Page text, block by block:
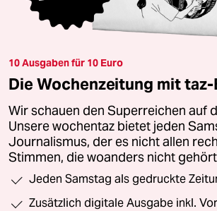
10 Ausgaben für 10 Euro
Die Wochenzeitung mit
Wir schauen den Superreichen auf
Unsere wochentaz bietet jeden
Journalismus, der es nicht allen
Stimmen, die woanders nicht
Jeden Samstag als gedruckte
Zusätzlich digitale Ausgabe inkl.